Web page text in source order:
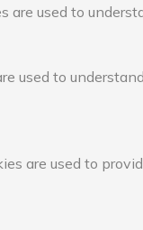
are used to
used to
are used to